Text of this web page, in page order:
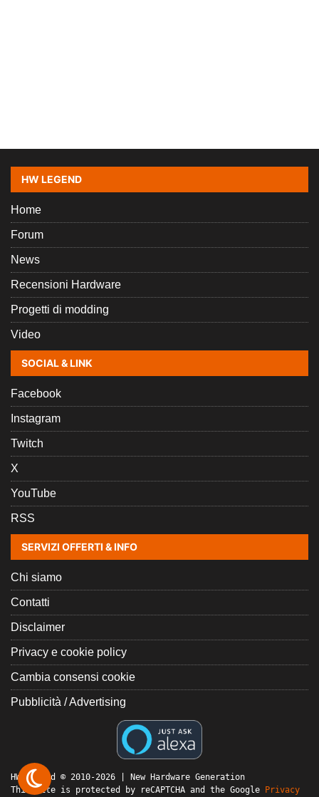
HW LEGEND
Home
Forum
News
Recensioni Hardware
Progetti di modding
Video
SOCIAL & LINK
Facebook
Instagram
Twitch
X
YouTube
RSS
SERVIZI OFFERTI & INFO
Chi siamo
Contatti
Disclaimer
Privacy e cookie policy
Cambia consensi cookie
Pubblicità / Advertising
HW Legend © 2010-2026 | New Hardware Generation
This site is protected by reCAPTCHA and the Google
Privacy